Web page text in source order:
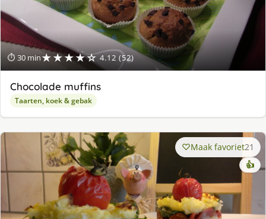
⏱ 30 min★★★★☆ 4.12 (52)
Chocolade muffins
Taarten, koek & gebak
Maak favoriet21
👍